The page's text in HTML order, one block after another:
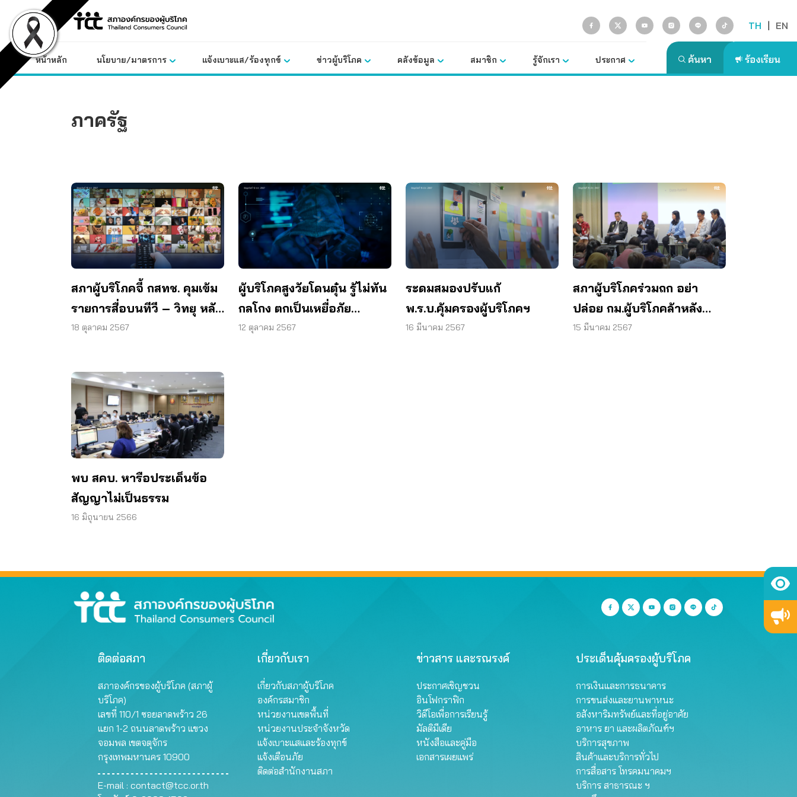
content
TH | EN
หน้าหลัก นโยบาย/มาตรการ แจ้งเบาะแส/ร้องทุกข์ ข่าวผู้บริโภค คลังข้อมูล สมาชิก รู้จักเรา ประกาศ
ภาครัฐ
สภาผู้บริโภคจี้ กสทช. คุมเข้ม
รายการสื่อบนทีวี – วิทยุ หลัง
มีโฆษณาแฝง-ให้ข้อมูลเกิน
18 ตุลาคม 2567
ผู้บริโภคสูงวัยโดนตุ๋น รู้ไม่ทัน
กลโกง ตกเป็นเหยื่อภัย
ออนไลน์พุ่ง 22%
12 ตุลาคม 2567
ระดมสมองปรับแก้
พ.ร.บ.คุ้มครองผู้บริโภคฯ
16 มีนาคม 2567
สภาผู้บริโภคร่วมถก อย่า
ปล่อย กม.ผู้บริโภคล้าหลัง
ต้องเร่งแก้เพื่อคุ้มครองผู้
15 มีนาคม 2567
พบ สคบ. หารือประเด็นข้อ
สัญญาไม่เป็นธรรม
16 มิถุนายน 2566
ติดต่อสภา
สภาองค์กรของผู้บริโภค (สภาผู้
บริโภค)
เลขที่ 110/1 ซอยลาดพร้าว 26
แยก 1-2 ถนนลาดพร้าว แขวง
จอมพล เขตจตุจักร
กรุงเทพมหานคร 10900
E-mail : contact@tcc.or.th
เกี่ยวกับเรา
เกี่ยวกับสภาผู้บริโภค
องค์กรสมาชิก
หน่วยงานเขตพื้นที่
หน่วยงานประจำจังหวัด
แจ้งเบาะแสและร้องทุกข์
แจ้งเตือนภัย
ติดต่อสำนักงานสภา
ข่าวสาร และรณรงค์
ประกาศเชิญชวน
อินโฟกราฟิก
วิดีโอเพื่อการเรียนรู้
มัลติมีเดีย
หนังสือและคู่มือ
เอกสารเผยแพร่
ประเด็นคุ้มครองผู้บริโภค
การเงินและการธนาคาร
การขนส่งและยานพาหนะ
อสังหาริมทรัพย์และที่อยู่อาศัย
อาหาร ยา และผลิตภัณฑ์ฯ
บริการสุขภาพ
สินค้าและบริการทั่วไป
การสื่อสาร โทรคมนาคมฯ
บริการ สาธารณะ ฯ